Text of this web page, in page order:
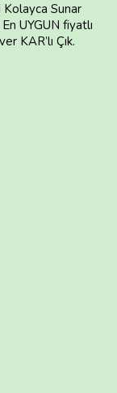
Kolayca Sunar
UYGUN fiyatlı
KAR’lı Çık.